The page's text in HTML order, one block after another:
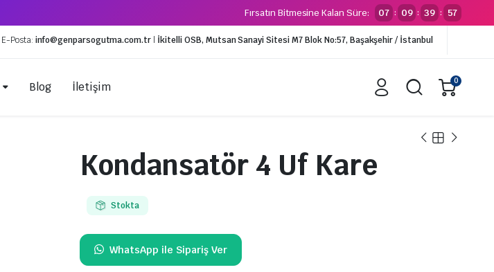
Fırsatın Bitmesine Kalan Süre: 07 : 09 : 39 : 56
| E-Posta: info@genparsogutma.com.tr İkitelli OSB, Mutsan Sanayi Sitesi M7 Blok No:57, Başakşehir / İstanbul
Küresel Vanalar
Expansion Valf
Solenoid Valfler
Borular
Blog İletişim 0
Kondansatör 4 Uf Kare
Stokta